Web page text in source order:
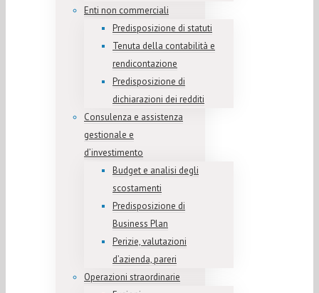
Enti non commerciali
Predisposizione di statuti
Tenuta della contabilità e
rendicontazione
Predisposizione di
dichiarazioni dei redditi
Consulenza e assistenza
gestionale e
d’investimento
Budget e analisi degli
scostamenti
Predisposizione di
Business Plan
Perizie, valutazioni
d’azienda, pareri
Operazioni straordinarie